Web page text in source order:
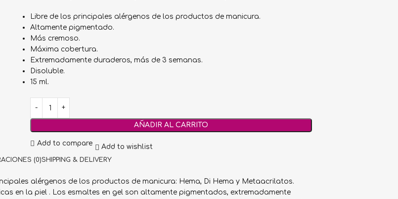
Libre de los principales alérgenos de los productos de manicura.
Altamente pigmentado.
Más cremoso.
Máxima cobertura.
Extremadamente duraderos, más de 3 semanas.
Disoluble.
15 ml.
AÑADIR AL CARRITO
Add to compare Add to wishlist
(0)SHIPPING & DELIVERY
alérgenos de los productos de manicura: Hema, Di Hema y Metaacrilatos.
en la piel . Los esmaltes en gel son altamente pigmentados, extremadamente